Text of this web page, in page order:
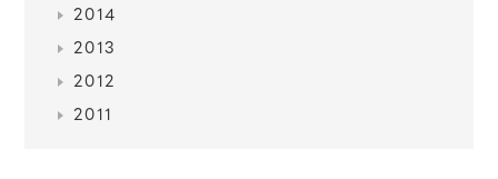
2014
2013
2012
2011